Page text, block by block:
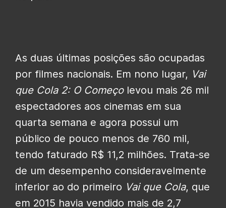
As duas últimas posições são ocupadas
por filmes nacionais. Em nono lugar, Vai
que Cola 2: O Começolevou mais 26 mil
espectadores aos cinemas em sua
quarta semana e agora possui um
público de pouco menos de 760 mil,
tendo faturado R$ 11,2 milhões. Trata-se
de um desempenho consideravelmente
inferior ao do primeiro Vai que Cola, que
em 2015 havia vendido mais de 2,7